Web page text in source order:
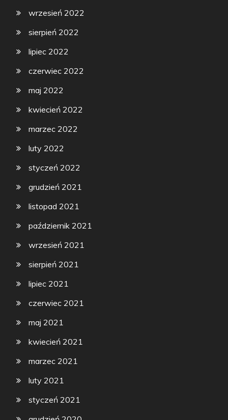
wrzesień 2022
sierpień 2022
lipiec 2022
czerwiec 2022
maj 2022
kwiecień 2022
marzec 2022
luty 2022
styczeń 2022
grudzień 2021
listopad 2021
październik 2021
wrzesień 2021
sierpień 2021
lipiec 2021
czerwiec 2021
maj 2021
kwiecień 2021
marzec 2021
luty 2021
styczeń 2021